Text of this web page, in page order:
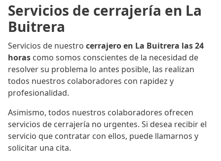
Servicios de cerrajería en La
Buitrera
Servicios de nuestro cerrajero en La Buitrera las 24
horas como somos conscientes de la necesidad de
resolver su problema lo antes posible, las realizan
todos nuestros colaboradores con rapidez y
profesionalidad.
Asimismo, todos nuestros colaboradores ofrecen
servicios de cerrajería no urgentes. Si desea recibir el
servicio que contratar con ellos, puede llamarnos y
solicitar una cita.